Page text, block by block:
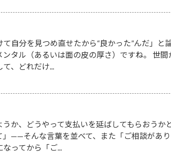
自分を見つめ直せたから“良かった”んだ」と
タル（あるいは面の皮の厚さ）ですね。 世間
、どれだけ...
か、どうやって支払いを延ばしてもらおうか
——そんな言葉を並べて、また「ご相談があ
ってから「ご...